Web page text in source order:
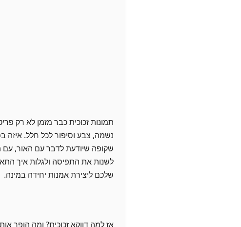
תמונות זכוכית כבר מזמן לא רק
נשמה, צבע וסיפור לכל חלל.
שקופה שיודעת לדבר עם האור, עם
לשנות את התפיסה ולגלות איך
שלכם ליצירת אמנות יחידה במינה.
אז למה דווקא זכוכית? ומה הופך